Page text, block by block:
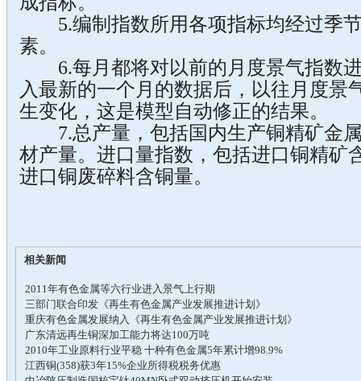
5.编制指数所用各项指标均经过季节
素。
6.每月都将对以前的月度景气指数进
入最新的一个月的数据后，以往月度景
生变化，这是模型自动修正的结果。
7.总产量，包括国内生产铜精矿金属
材产量。进口量指数，包括进口铜精矿
进口铜废碎料含铜量。
相关新闻